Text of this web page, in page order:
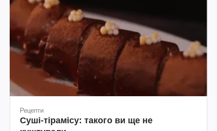
Рецепти
Суші-тірамісу: такого ви ще не